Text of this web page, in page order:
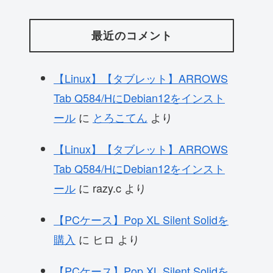
最近のコメント
【Linux】【タブレット】ARROWS
Tab Q584/HにDebian12をインスト
ール に とろこてん より
【Linux】【タブレット】ARROWS
Tab Q584/HにDebian12をインスト
ール に razy.c より
【PCケース】Pop XL Silent Solidを
購入 に ヒロ より